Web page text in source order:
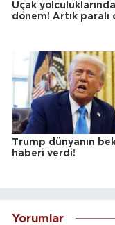
Uçak
dönem! Artık paralı
Trump dünyanın
haberi verdi!
Yorumlar